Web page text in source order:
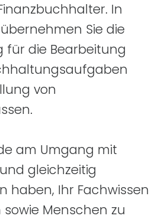
In
Sie die
für die Bearbeitung
von
am Umgang mit
gleichzeitig
haben, Ihr Fachwissen
Menschen zu